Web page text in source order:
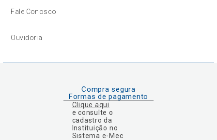
Fale Conosco
Ouvidoria
Compra segura
Formas de pagamento
Clique aqui
e consulte o
cadastro da
Instituição no
Sistema e-Mec